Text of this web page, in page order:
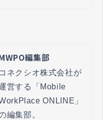
編集部
コネクシオ株式会社が
営する「Mobile
ONLINE」
編集部。